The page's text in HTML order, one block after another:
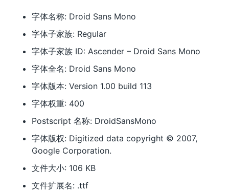
字体名称: Droid Sans Mono
字体子家族: Regular
字体子家族 ID: Ascender – Droid Sans Mono
字体全名: Droid Sans Mono
字体版本: Version 1.00 build 113
字体权重: 400
Postscript 名称: DroidSansMono
字体版权: Digitized data copyright © 2007,
Google Corporation.
文件大小: 106 KB
文件扩展名: .ttf